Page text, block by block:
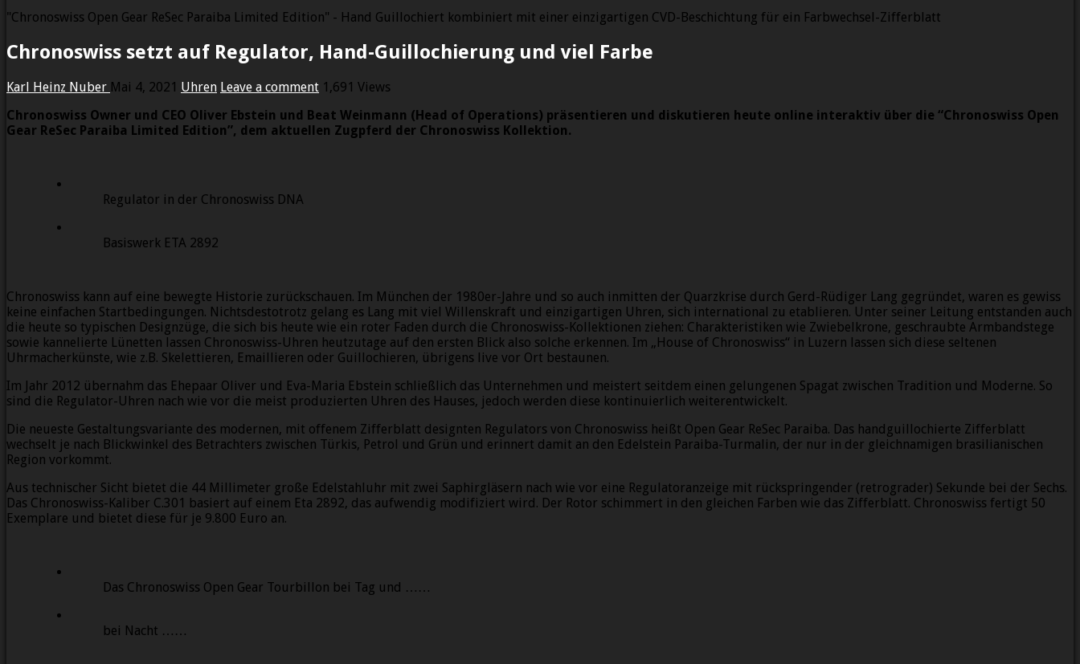
"Chronoswiss Open Gear ReSec Paraiba Limited Edition" - Hand Guillochiert kombiniert mit einer einzigartigen CVD-Beschichtung für ein Farbwechsel-Zifferblatt
Chronoswiss setzt auf Regulator, Hand-Guillochierung und viel Farbe
Karl Heinz Nuber Mai 4, 2021 Uhren Leave a comment 1,691 Views
Chronoswiss Owner und CEO Oliver Ebstein und Beat Weinmann (Head of Operations) präsentieren und diskutieren heute online interaktiv über die “Chronoswiss Open
Gear ReSec Paraiba Limited Edition”, dem aktuellen Zugpferd der Chronoswiss Kollektion.
Regulator in der Chronoswiss DNA
Basiswerk ETA 2892
Chronoswiss kann auf eine bewegte Historie zurückschauen. Im München der 1980er-Jahre und so auch inmitten der Quarzkrise durch Gerd-Rüdiger Lang gegründet, waren es gewiss
keine einfachen Startbedingungen. Nichtsdestotrotz gelang es Lang mit viel Willenskraft und einzigartigen Uhren, sich international zu etablieren. Unter seiner Leitung entstanden auch
die heute so typischen Designzüge, die sich bis heute wie ein roter Faden durch die Chronoswiss-Kollektionen ziehen: Charakteristiken wie Zwiebelkrone, geschraubte Armbandstege
sowie kannelierte Lünetten lassen Chronoswiss-Uhren heutzutage auf den ersten Blick also solche erkennen. Im „House of Chronoswiss“ in Luzern lassen sich diese seltenen
Uhrmacherkünste, wie z.B. Skelettieren, Emaillieren oder Guillochieren, übrigens live vor Ort bestaunen.
Im Jahr 2012 übernahm das Ehepaar Oliver und Eva-Maria Ebstein schließlich das Unternehmen und meistert seitdem einen gelungenen Spagat zwischen Tradition und Moderne. So
sind die Regulator-Uhren nach wie vor die meist produzierten Uhren des Hauses, jedoch werden diese kontinuierlich weiterentwickelt.
Die neueste Gestaltungsvariante des modernen, mit offenem Zifferblatt designten Regulators von Chronoswiss heißt Open Gear ReSec Paraiba. Das handguillochierte Zifferblatt
wechselt je nach Blickwinkel des Betrachters zwischen Türkis, Petrol und Grün und erinnert damit an den Edelstein Paraiba-Turmalin, der nur in der gleichnamigen brasilianischen
Region vorkommt.
Aus technischer Sicht bietet die 44 Millimeter große Edelstahluhr mit zwei Saphirgläsern nach wie vor eine Regulatoranzeige mit rückspringender (retrograder) Sekunde bei der Sechs.
Das Chronoswiss-Kaliber C.301 basiert auf einem Eta 2892, das aufwendig modifiziert wird. Der Rotor schimmert in den gleichen Farben wie das Zifferblatt. Chronoswiss fertigt 50
Exemplare und bietet diese für je 9.800 Euro an.
Das Chronoswiss Open Gear Tourbillon bei Tag und ……
bei Nacht ……